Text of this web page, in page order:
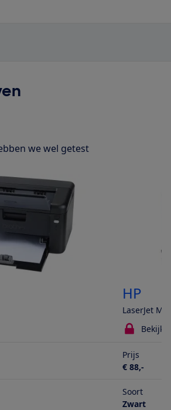
we wel getest
HP
LaserJet
Bekijk
Prijs
€ 88,-
Soort
Zwart